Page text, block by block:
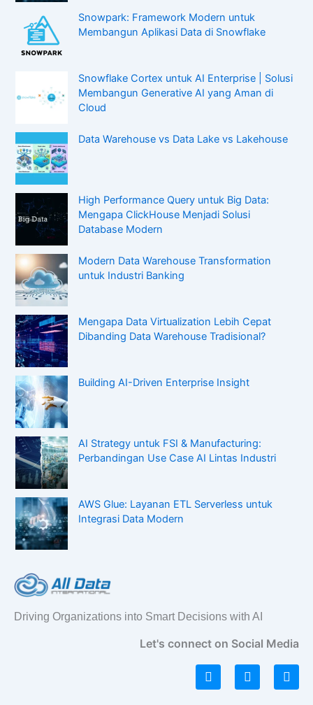
Snowpark: Framework Modern untuk
Membangun Aplikasi Data di Snowflake
Snowflake Cortex untuk AI Enterprise | Solusi
Membangun Generative AI yang Aman di
Cloud
Data Warehouse vs Data Lake vs Lakehouse
High Performance Query untuk Big Data:
Mengapa ClickHouse Menjadi Solusi
Database Modern
Modern Data Warehouse Transformation
untuk Industri Banking
Mengapa Data Virtualization Lebih Cepat
Dibanding Data Warehouse Tradisional?
Building AI-Driven Enterprise Insight
AI Strategy untuk FSI & Manufacturing:
Perbandingan Use Case AI Lintas Industri
AWS Glue: Layanan ETL Serverless untuk
Integrasi Data Modern
Driving Organizations into Smart Decisions with AI
Let's connect on Social Media
L
i
n
I
n
s
F
a
c